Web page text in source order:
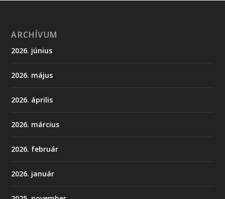
ARCHÍVUM
2026. június
2026. május
2026. április
2026. március
2026. február
2026. január